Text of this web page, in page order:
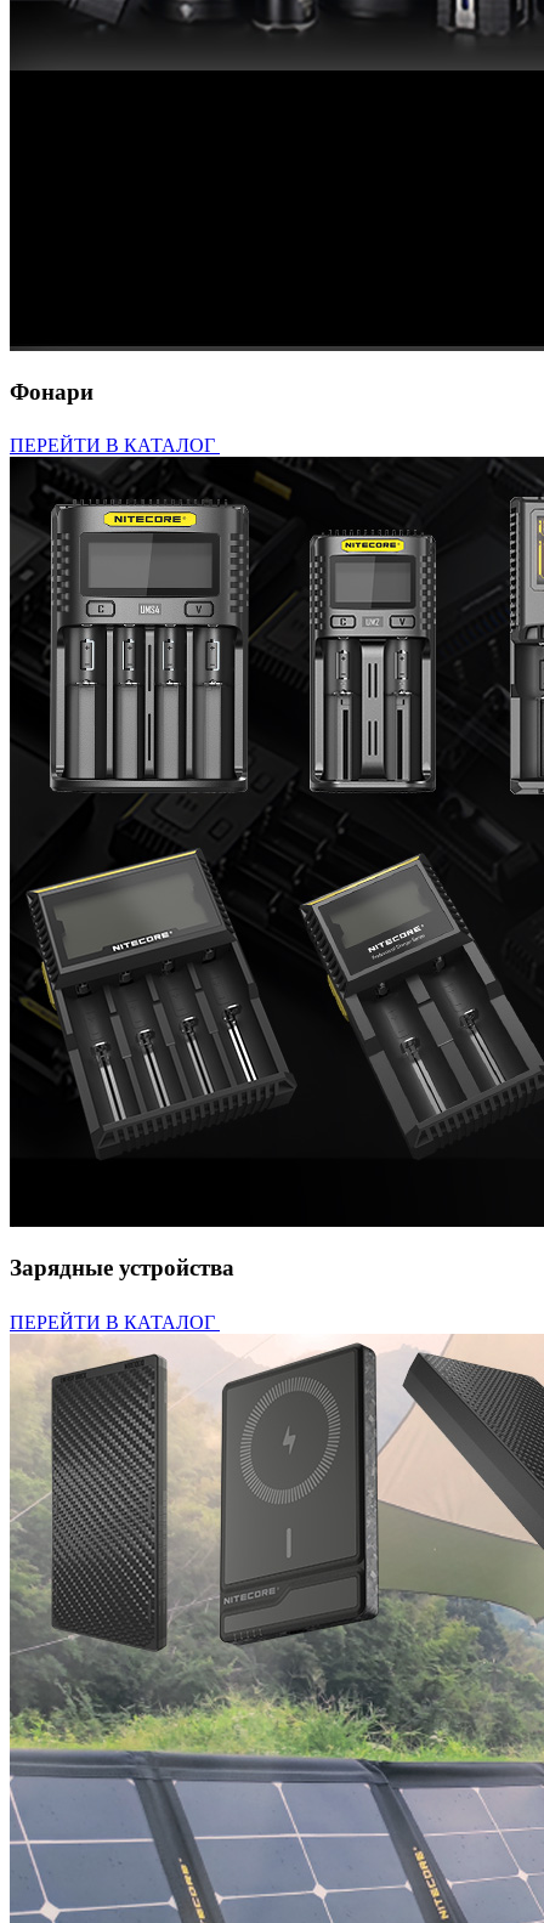
Фонари
ПЕРЕЙТИ В КАТАЛОГ
Зарядные устройства
ПЕРЕЙТИ В КАТАЛОГ